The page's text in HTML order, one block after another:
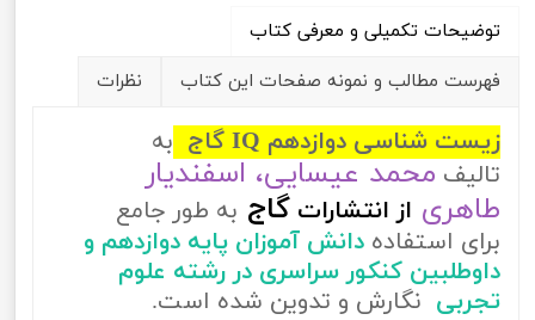
توضیحات تکمیلی و معرفی کتاب
فهرست مطالب و نمونه صفحات این کتاب
نظرات
زیست شناسی دوازدهم IQ گاج
به
تالیف محمد عیسایی، اسفندیار
طاهری از انتشارات گاج به طور جامع
برای استفاده دانش آموزان پایه دوازدهم و
داوطلبین کنکور سراسری در رشته علوم
تجربی نگارش و تدوین شده است.